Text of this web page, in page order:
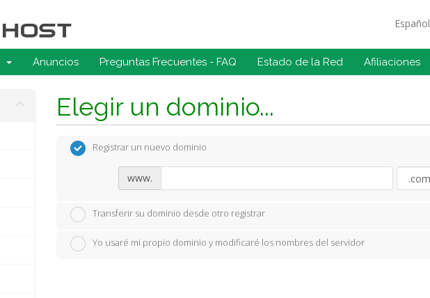
Español
Anuncios Preguntas Frecuentes - FAQ Estado de la Red Afiliaciones
Elegir un dominio...
Registrar un nuevo dominio
www.
Transferir su dominio desde otro registrar
Yo usaré mi propio dominio y modificaré los nombres del servidor